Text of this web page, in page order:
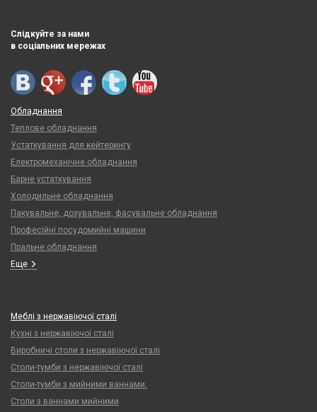
Слідкуйте за нами
в соціальних мережах
Обладнання
Теплове обладнання
Устаткування для кейтерингу
Електромеханічне обладнання
Барне устаткування
Холодильне обладнання
Пакувальне, дозувальне, фасувальне обладнання
Професійні посудомийні машини
Пральне обладнання
Еще
Меблі з нержавіючої сталі
Кухні з нержавіючої сталі
Виробничі столи з нержавіючої сталі
Столи-тумби з нержавіючої сталі
Столи-тумби з мийними ваннами.
Столи з ваннами мийними